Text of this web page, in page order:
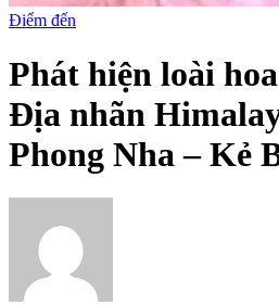
Điểm đến
Phát hiện loài
Địa nhãn
Phong Nha – Kẻ